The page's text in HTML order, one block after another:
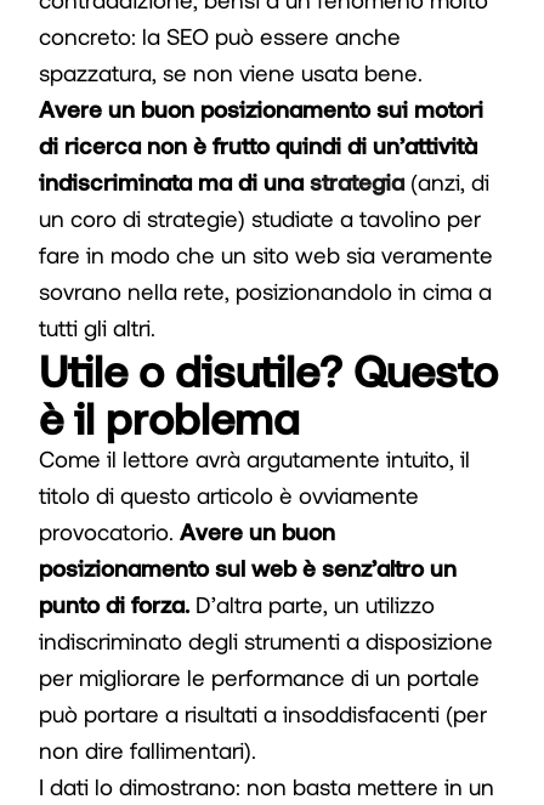
concreto: la SEO può essere anche
spazzatura, se non viene usata bene.
Avere un buon posizionamento sui motori
di ricerca non è frutto quindi di un’attività
indiscriminata ma di unastrategia (anzi, di
un coro di strategie) studiate a tavolino per
fare in modo che un sito web sia veramente
sovrano nella rete, posizionandolo in cima a
tutti gli altri.
Utile o disutile? Questo
è il problema
Come il lettore avrà argutamente intuito, il
titolo di questo articolo è ovviamente
provocatorio. Avere un buon
posizionamento sul web è senz’altro un
punto di forza. D’altra parte, un utilizzo
indiscriminato degli strumenti a disposizione
per migliorare le performance di un portale
può portare a risultati a insoddisfacenti (per
non dire fallimentari).
I dati lo dimostrano: non basta mettere in un